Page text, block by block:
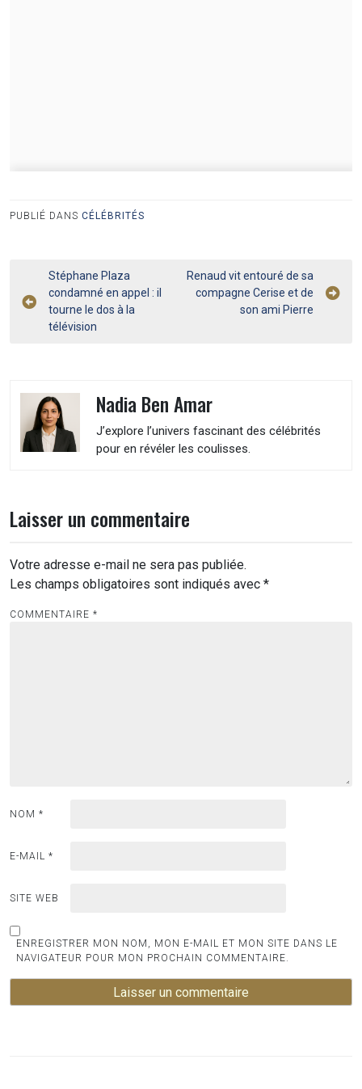
PUBLIÉ DANS CÉLÉBRITÉS
Navigation
de
l’article
Stéphane Plaza
condamné en appel : il
tourne le dos à la
télévision
Renaud vit entouré de sa
compagne Cerise et de
son ami Pierre
Nadia Ben Amar
J’explore l’univers fascinant des célébrités
pour en révéler les coulisses.
Laisser un commentaire
Votre adresse e-mail ne sera pas publiée.
Les champs obligatoires sont indiqués avec *
COMMENTAIRE *
NOM *
E-MAIL *
SITE WEB
ENREGISTRER MON NOM, MON E-MAIL ET MON SITE DANS LE
NAVIGATEUR POUR MON PROCHAIN COMMENTAIRE.